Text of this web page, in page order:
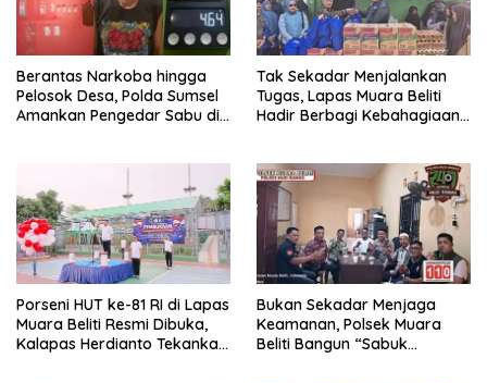
Berantas Narkoba hingga
Pelosok Desa, Polda Sumsel
Amankan Pengedar Sabu di
Tak Sekadar Menjalankan
Tugas, Lapas Muara Beliti
Hadir Berbagi Kebahagiaan
Porseni HUT ke-81 RI di Lapas
Muara Beliti Resmi Dibuka,
Kalapas Herdianto Tekankan
Bukan Sekadar Menjaga
Keamanan, Polsek Muara
Beliti Bangun “Sabuk